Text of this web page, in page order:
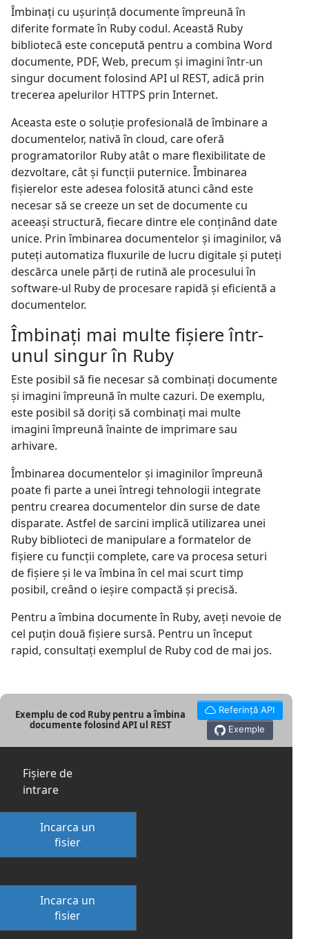
Îmbinați cu ușurință documente împreună în
diferite formate în Ruby codul. Această Ruby
bibliotecă este concepută pentru a combina Word
documente, PDF, Web, precum și imagini într-un
singur document folosind API ul REST, adică prin
trecerea apelurilor HTTPS prin Internet.
Aceasta este o soluție profesională de îmbinare a
documentelor, nativă în cloud, care oferă
programatorilor Ruby atât o mare flexibilitate de
dezvoltare, cât și funcții puternice. Îmbinarea
fișierelor este adesea folosită atunci când este
necesar să se creeze un set de documente cu
aceeași structură, fiecare dintre ele conținând date
unice. Prin îmbinarea documentelor și imaginilor, vă
puteți automatiza fluxurile de lucru digitale și puteți
descărca unele părți de rutină ale procesului în
software-ul Ruby de procesare rapidă și eficientă a
documentelor.
Îmbinați mai multe fișiere într-
unul singur în Ruby
Este posibil să fie necesar să combinați documente
și imagini împreună în multe cazuri. De exemplu,
este posibil să doriți să combinați mai multe
imagini împreună înainte de imprimare sau
arhivare.
Îmbinarea documentelor și imaginilor împreună
poate fi parte a unei întregi tehnologii integrate
pentru crearea documentelor din surse de date
disparate. Astfel de sarcini implică utilizarea unei
Ruby biblioteci de manipulare a formatelor de
fișiere cu funcții complete, care va procesa seturi
de fișiere și le va îmbina în cel mai scurt timp
posibil, creând o ieșire compactă și precisă.
Pentru a îmbina documente în Ruby, aveți nevoie de
cel puțin două fișiere sursă. Pentru un început
rapid, consultați exemplul de Ruby cod de mai jos.
Exemplu de cod Ruby pentru a îmbina
documente folosind API ul REST
Referință API
Exemple
Fișiere de
intrare
Incarca un
fisier
Incarca un
fisier